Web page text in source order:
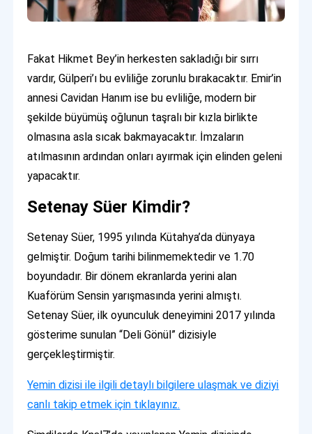
Fakat Hikmet Bey’in herkesten sakladığı bir sırrı
vardır, Gülperi’ı bu evliliğe zorunlu bırakacaktır. Emir’in
annesi Cavidan Hanım ise bu evliliğe, modern bir
şekilde büyümüş oğlunun taşralı bir kızla birlikte
olmasına asla sıcak bakmayacaktır. İmzaların
atılmasının ardından onları ayırmak için elinden geleni
yapacaktır.
Setenay Süer Kimdir?
Setenay Süer, 1995 yılında Kütahya’da dünyaya
gelmiştir. Doğum tarihi bilinmemektedir ve 1.70
boyundadır. Bir dönem ekranlarda yerini alan
Kuaförüm Sensin yarışmasında yerini almıştı.
Setenay Süer, ilk oyunculuk deneyimini 2017 yılında
gösterime sunulan “Deli Gönül” dizisiyle
gerçekleştirmiştir.
Yemin dizisi ile ilgili detaylı bilgilere ulaşmak ve diziyi
canlı takip etmek için tıklayınız.